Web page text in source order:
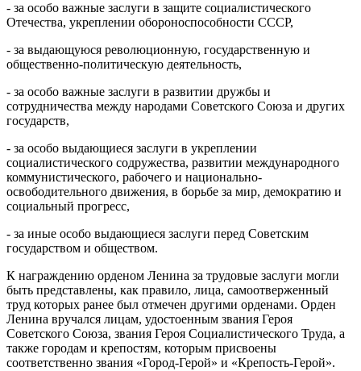
- за особо важные заслуги в защите социалистического
Отечества, укреплении обороноспособности СССР,
- за выдающуюся революционную, государственную и
общественно-политическую деятельность,
- за особо важные заслуги в развитии дружбы и
сотрудничества между народами Советского Союза и других
государств,
- за особо выдающиеся заслуги в укреплении
социалистического содружества, развитии международного
коммунистического, рабочего и национально-
освободительного движения, в борьбе за мир, демократию и
социальный прогресс,
- за иные особо выдающиеся заслуги перед Советским
государством и обществом.
К награждению орденом Ленина за трудовые заслуги могли
быть представлены, как правило, лица, самоотверженный
труд которых ранее был отмечен другими орденами. Орден
Ленина вручался лицам, удостоенным звания Героя
Советского Союза, звания Героя Социалистического Труда, а
также городам и крепостям, которым присвоены
соответственно звания «Город-Герой» и «Крепость-Герой».